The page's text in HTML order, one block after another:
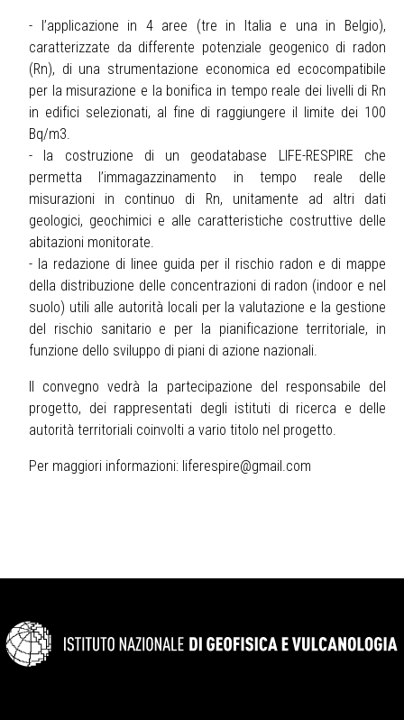
- l’applicazione in 4 aree (tre in Italia e una in Belgio),
caratterizzate da differente potenziale geogenico di radon
(Rn), di una strumentazione economica ed ecocompatibile
per la misurazione e la bonifica in tempo reale dei livelli di Rn
in edifici selezionati, al fine di raggiungere il limite dei 100
Bq/m3.
- la costruzione di un geodatabase LIFE-RESPIRE che
permetta l’immagazzinamento in tempo reale delle
misurazioni in continuo di Rn, unitamente ad altri dati
geologici, geochimici e alle caratteristiche costruttive delle
abitazioni monitorate.
- la redazione di linee guida per il rischio radon e di mappe
della distribuzione delle concentrazioni di radon (indoor e nel
suolo) utili alle autorità locali per la valutazione e la gestione
del rischio sanitario e per la pianificazione territoriale, in
funzione dello sviluppo di piani di azione nazionali.
Il convegno vedrà la partecipazione del responsabile del
progetto, dei rappresentati degli istituti di ricerca e delle
autorità territoriali coinvolti a vario titolo nel progetto.
Per maggiori informazioni: liferespire@gmail.com